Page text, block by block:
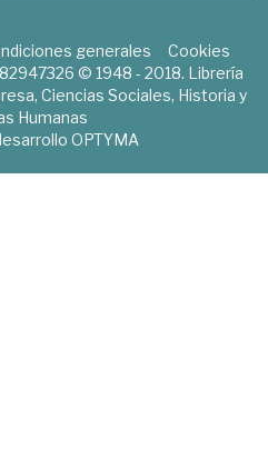
generales
Cookies
© 1948 - 2018. Librería
Ciencias Sociales, Historia y
Humanas
OPTYMA